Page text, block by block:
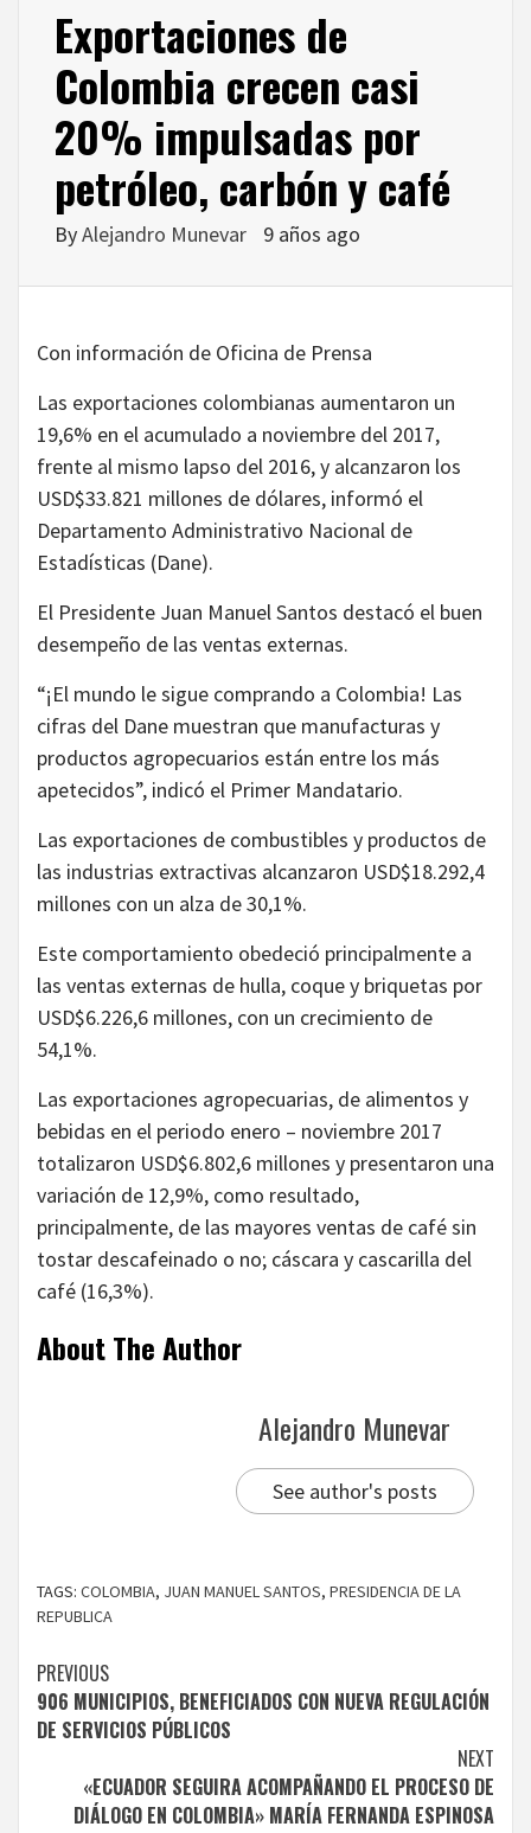
Exportaciones de
Colombia crecen casi
20% impulsadas por
petróleo, carbón y café
ByAlejandro Munevar 9 años ago
Con información de Oficina de Prensa
Las exportaciones colombianas aumentaron un
19,6% en el acumulado a noviembre del 2017,
frente al mismo lapso del 2016, y alcanzaron los
USD$33.821 millones de dólares, informó el
Departamento Administrativo Nacional de
Estadísticas (Dane).
El Presidente Juan Manuel Santos destacó el buen
desempeño de las ventas externas.
“¡El mundo le sigue comprando a Colombia! Las
cifras del Dane muestran que manufacturas y
productos agropecuarios están entre los más
apetecidos”, indicó el Primer Mandatario.
Las exportaciones de combustibles y productos de
las industrias extractivas alcanzaron USD$18.292,4
millones con un alza de 30,1%.
Este comportamiento obedeció principalmente a
las ventas externas de hulla, coque y briquetas por
USD$6.226,6 millones, con un crecimiento de
54,1%.
Las exportaciones agropecuarias, de alimentos y
bebidas en el periodo enero – noviembre 2017
totalizaron USD$6.802,6 millones y presentaron una
variación de 12,9%, como resultado,
principalmente, de las mayores ventas de café sin
tostar descafeinado o no; cáscara y cascarilla del
café (16,3%).
About The Author
Alejandro Munevar
See author's posts
TAGS: COLOMBIA, JUAN MANUEL SANTOS, PRESIDENCIA DE LA
REPUBLICA
Continue
Reading
PREVIOUS
906 MUNICIPIOS, BENEFICIADOS CON NUEVA REGULACIÓN
DE SERVICIOS PÚBLICOS
NEXT
«ECUADOR SEGUIRA ACOMPAÑANDO EL PROCESO DE
DIÁLOGO EN COLOMBIA» MARÍA FERNANDA ESPINOSA